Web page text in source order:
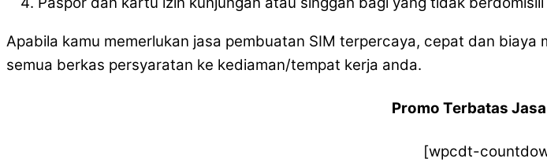
Apabila kamu memerlukan jasa pembuatan SIM terpercaya, cepat dan
semua berkas persyaratan ke kediaman/tempat kerja anda.
Promo Terbatas
[wpcdt-